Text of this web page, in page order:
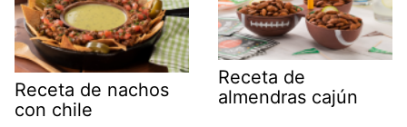
Receta de nachos
con chile
Receta de
almendras cajún